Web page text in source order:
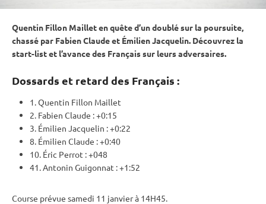
Quentin Fillon Maillet en quête d’un doublé sur la poursuite
chassé par Fabien Claude et Émilien Jacquelin. Découvrez la
start-list et l’avance des Français sur leurs adversaires.
Dossards et retard des Français :
1. Quentin Fillon Maillet
2. Fabien Claude : +0:15
3. Émilien Jacquelin : +0:22
8. Émilien Claude : +0:40
10. Éric Perrot : +048
41. Antonin Guigonnat : +1:52
Course prévue samedi 11 janvier à 14H45.